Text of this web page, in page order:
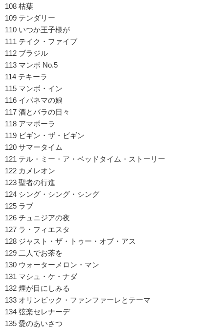
108 枯葉
109 テンダリー
110 いつか王子様が
111 テイク・ファイブ
112 ブラジル
113 マンボ No.5
114 テキーラ
115 マンボ・イン
116 イパネマの娘
117 酒とバラの日々
118 アマポーラ
119 ビギン・ザ・ビギン
120 サマータイム
121 テル・ミー・ア・ベッドタイム・ストーリー
122 カメレオン
123 聖者の行進
124 シング・シング・シング
125 ラブ
126 チュニジアの夜
127 ラ・フィエスタ
128 ジャスト・ザ・トゥー・オブ・アス
129 二人でお茶を
130 ウォーターメロン・マン
131 マシュ・ケ・ナダ
132 煙が目にしみる
133 オリンピック・ファンファーレとテーマ
134 弦楽セレナーデ
135 愛のあいさつ